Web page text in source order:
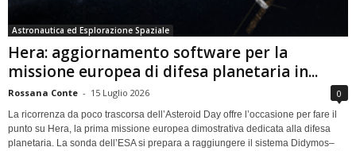
Astronautica ed Esplorazione Spaziale
Hera: aggiornamento software per la
missione europea di difesa planetaria in...
Rossana Conte - 15 Luglio 2026 0
La ricorrenza da poco trascorsa dell’Asteroid Day offre l’occasione per fare il
punto su Hera, la prima missione europea dimostrativa dedicata alla difesa
planetaria. La sonda dell’ESA si prepara a raggiungere il sistema Didymos–